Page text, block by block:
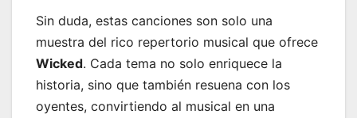
Sin duda, estas canciones son solo una
muestra del rico repertorio musical que ofrece
Wicked. Cada tema no solo enriquece la
historia, sino que también resuena con los
oyentes, convirtiendo al musical en una